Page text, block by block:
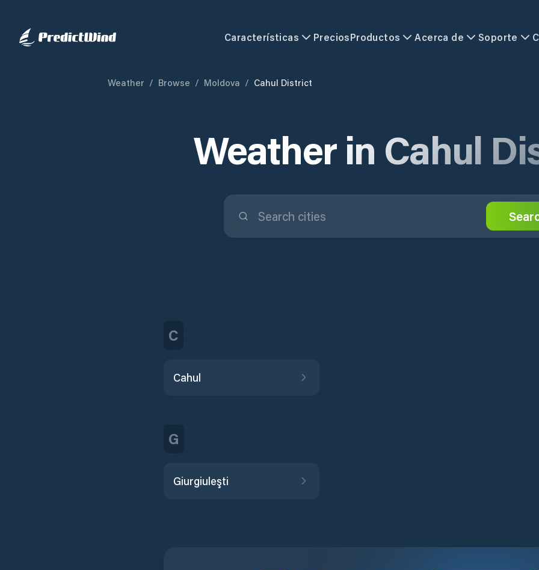
Características PreciosProductos Acerca de Soporte
Weather / Browse / Moldova / Cahul District
Weather in Cahul
C
Cahul
G
Giurgiuleşti